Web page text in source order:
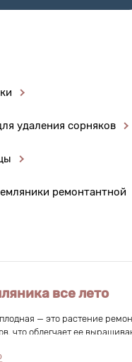
удаления сорняков
ремонтантной
все лето
— это растение
что облегчает ее
устойчивых